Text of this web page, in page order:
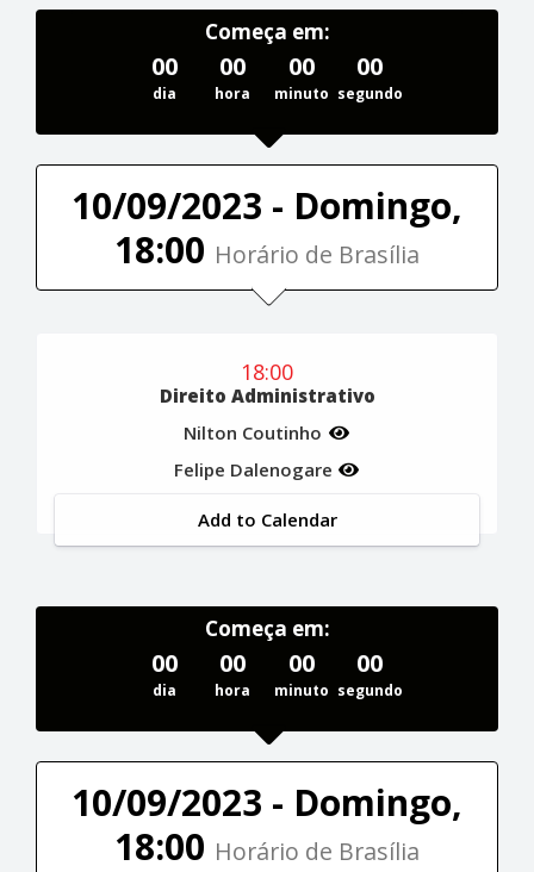
Começa em:
00
dia
00
hora
00
minuto
00
segundo
10/09/2023 - Domingo,
18:00 Horário de Brasília
18:00
Direito Administrativo
Nilton Coutinho
Felipe Dalenogare
Add to Calendar
Começa em:
00
dia
00
hora
00
minuto
00
segundo
10/09/2023 - Domingo,
18:00 Horário de Brasília